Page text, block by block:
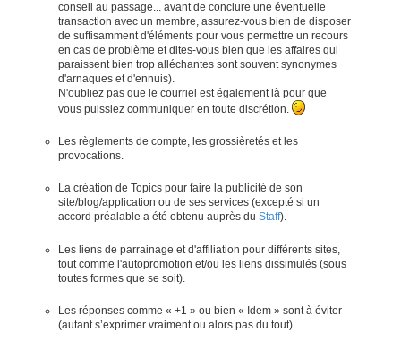
conseil au passage... avant de conclure une éventuelle
transaction avec un membre, assurez-vous bien de disposer
de suffisamment d'éléments pour vous permettre un recours
en cas de problème et dites-vous bien que les affaires qui
paraissent bien trop alléchantes sont souvent synonymes
d'arnaques et d'ennuis).
N'oubliez pas que le courriel est également là pour que
vous puissiez communiquer en toute discrétion.
Les règlements de compte, les grossièretés et les
provocations.
La création de Topics pour faire la publicité de son
site/blog/application ou de ses services (excepté si un
accord préalable a été obtenu auprès du Staff).
Les liens de parrainage et d'affiliation pour différents sites,
tout comme l'autopromotion et/ou les liens dissimulés (sous
toutes formes que se soit).
Les réponses comme « +1 » ou bien « Idem » sont à éviter
(autant s’exprimer vraiment ou alors pas du tout).